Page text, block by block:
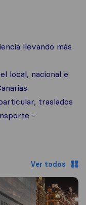
llevando más
local, nacional e
traslados
-
Ver todos